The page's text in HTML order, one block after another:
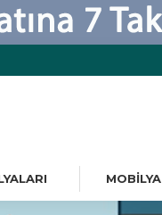
MOBILYA